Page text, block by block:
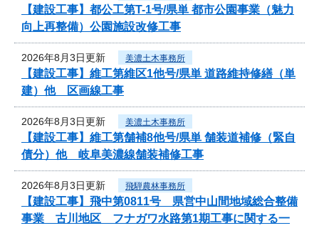
【建設工事】都公工第T-1号/県単 都市公園事業（魅力
向上再整備）公園施設改修工事
2026年8月3日更新 美濃土木事務所
【建設工事】維工第維区1他号/県単 道路維持修繕（単
建）他 区画線工事
2026年8月3日更新 美濃土木事務所
【建設工事】維工第舗補8他号/県単 舗装道補修（緊自
債分）他 岐阜美濃線舗装補修工事
2026年8月3日更新 飛騨農林事務所
【建設工事】飛中第0811号 県営中山間地域総合整備
事業 古川地区 フナガワ水路第1期工事に関する一